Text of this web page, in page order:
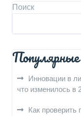
Поиск
Инновации в
что изменилось в
Как